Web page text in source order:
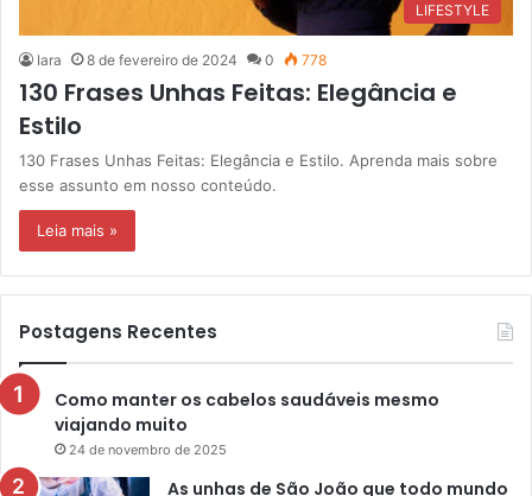
LIFESTYLE
Iara 8 de fevereiro de 2024 0 778
130 Frases Unhas Feitas: Elegância e
Estilo
130 Frases Unhas Feitas: Elegância e Estilo. Aprenda mais sobre
esse assunto em nosso conteúdo.
Leia mais »
Postagens Recentes
Como manter os cabelos saudáveis mesmo
viajando muito
24 de novembro de 2025
As unhas de São João que todo mundo